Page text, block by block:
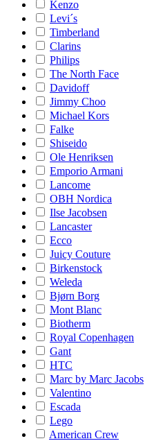
Kenzo
Levi´s
Timberland
Clarins
Philips
The North Face
Davidoff
Jimmy Choo
Michael Kors
Falke
Shiseido
Ole Henriksen
Emporio Armani
Lancome
OBH Nordica
Ilse Jacobsen
Lancaster
Ecco
Juicy Couture
Birkenstock
Weleda
Bjørn Borg
Mont Blanc
Biotherm
Royal Copenhagen
Gant
HTC
Marc by Marc Jacobs
Valentino
Escada
Lego
American Crew